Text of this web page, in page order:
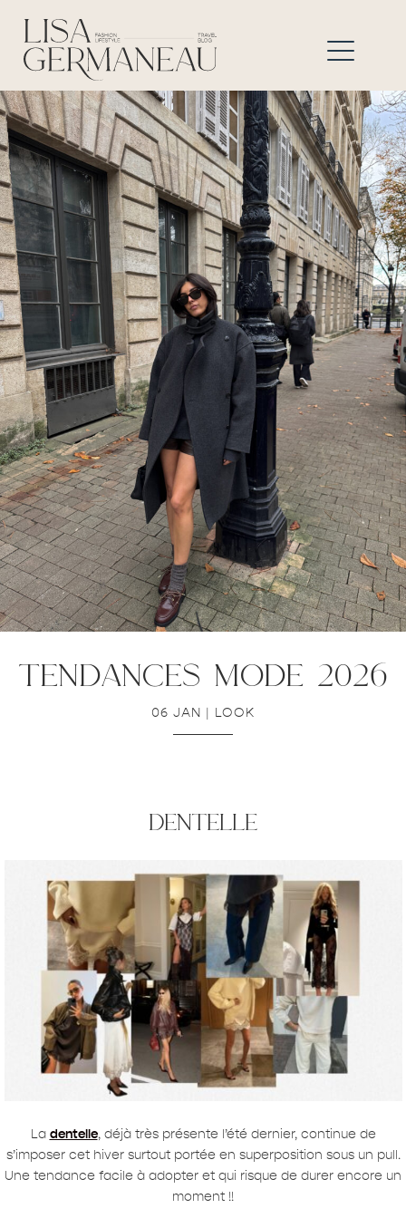
tendances mode 2026
06 JAN | LOOK
dentelle
La dentelle, déjà très présente l’été dernier, continue de
s’imposer cet hiver surtout portée en superposition sous un pull.
Une tendance facile à adopter et qui risque de durer encore un
moment !!